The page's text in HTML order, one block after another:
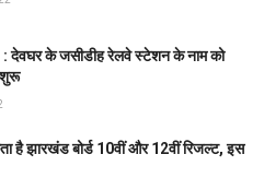
के जसीडीह रेलवे स्टेशन के नाम को
शुरू
है झारखंड बोर्ड 10वीं और 12वीं रिजल्ट, इस